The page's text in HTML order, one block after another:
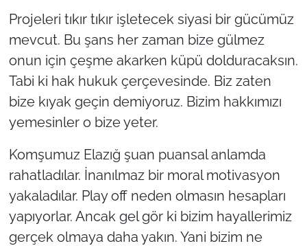
Projeleri tıkır tıkır işletecek siyasi bir gücümüz
mevcut. Bu şans her zaman bize gülmez
onun için çeşme akarken küpü dolduracaksın.
Tabi ki hak hukuk çerçevesinde. Biz zaten
bize kıyak geçin demiyoruz. Bizim hakkımızı
yemesinler o bize yeter.
Komşumuz Elazığ şuan puansal anlamda
rahatladılar. İnanılmaz bir moral motivasyon
yakaladılar. Play off neden olmasın hesapları
yapıyorlar. Ancak gel gör ki bizim hayallerimiz
gerçek olmaya daha yakın. Yani bizim ne